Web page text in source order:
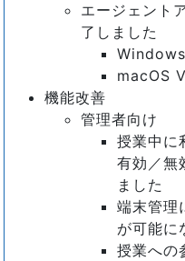
エージェント
了しました
macOS
機能改善
管理者向け
授業中に
有効／無
ました
端末管理
が可能に
授業への